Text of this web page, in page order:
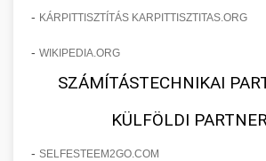
- KÁRPITTISZTÍTÁS KARPITTISZTITAS.ORG
- WIKIPEDIA.ORG
SZÁMÍTÁSTECHNIKAI
KÜLFÖLDI
- SELFESTEEM2GO.COM